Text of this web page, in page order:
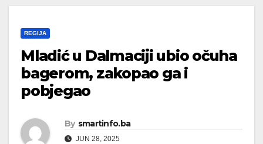
REGIJA
Mladić u Dalmaciji ubio očuha
bagerom, zakopao ga i
pobjegao
By smartinfo.ba
JUN 28, 2025